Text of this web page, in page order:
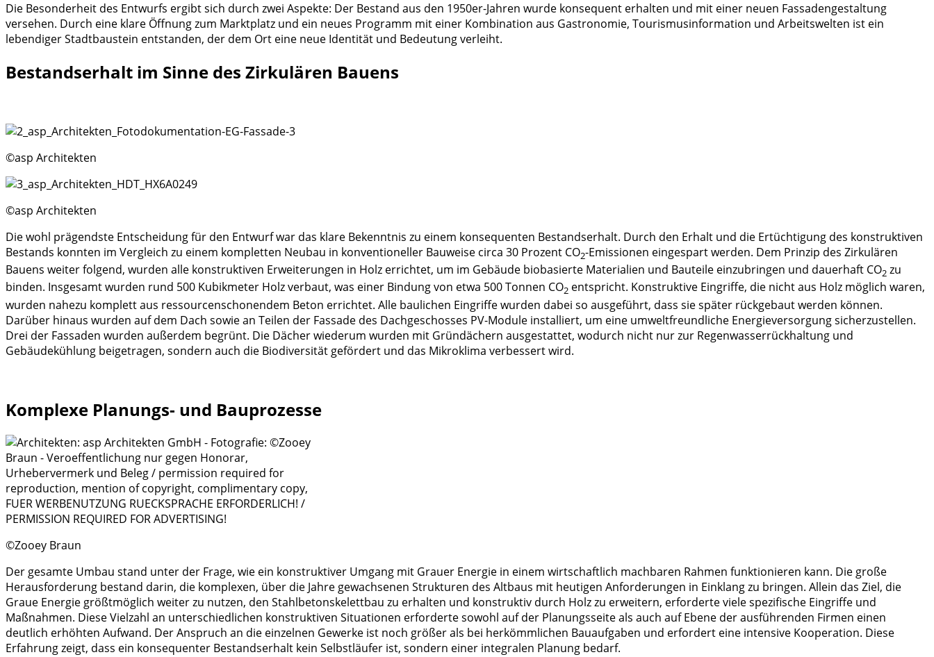
Die Besonderheit des Entwurfs ergibt sich durch zwei Aspekte: Der Bestand aus den 1950er-Jahren wurde konsequent erhalten und mit einer neuen Fassadengestaltung
versehen. Durch eine klare Öffnung zum Marktplatz und ein neues Programm mit einer Kombination aus Gastronomie, Tourismusinformation und Arbeitswelten ist ein
lebendiger Stadtbaustein entstanden, der dem Ort eine neue Identität und Bedeutung verleiht.
Bestandserhalt im Sinne des Zirkulären Bauens
©asp Architekten
©asp Architekten
Die wohl prägendste Entscheidung für den Entwurf war das klare Bekenntnis zu einem konsequenten Bestandserhalt. Durch den Erhalt und die Ertüchtigung des konstruktiven
Bestands konnten im Vergleich zu einem kompletten Neubau in konventioneller Bauweise circa 30 Prozent CO2-Emissionen eingespart werden. Dem Prinzip des Zirkulären
Bauens weiter folgend, wurden alle konstruktiven Erweiterungen in Holz errichtet, um im Gebäude biobasierte Materialien und Bauteile einzubringen und dauerhaft CO2 zu
binden. Insgesamt wurden rund 500 Kubikmeter Holz verbaut, was einer Bindung von etwa 500 Tonnen CO2 entspricht. Konstruktive Eingriffe, die nicht aus Holz möglich waren,
wurden nahezu komplett aus ressourcenschonendem Beton errichtet. Alle baulichen Eingriffe wurden dabei so ausgeführt, dass sie später rückgebaut werden können.
Darüber hinaus wurden auf dem Dach sowie an Teilen der Fassade des Dachgeschosses PV-Module installiert, um eine umweltfreundliche Energieversorgung sicherzustellen.
Drei der Fassaden wurden außerdem begrünt. Die Dächer wiederum wurden mit Gründächern ausgestattet, wodurch nicht nur zur Regenwasserrückhaltung und
Gebäudekühlung beigetragen, sondern auch die Biodiversität gefördert und das Mikroklima verbessert wird.
Komplexe Planungs- und Bauprozesse
©Zooey Braun
Der gesamte Umbau stand unter der Frage, wie ein konstruktiver Umgang mit Grauer Energie in einem wirtschaftlich machbaren Rahmen funktionieren kann. Die große
Herausforderung bestand darin, die komplexen, über die Jahre gewachsenen Strukturen des Altbaus mit heutigen Anforderungen in Einklang zu bringen. Allein das Ziel, die
Graue Energie größtmöglich weiter zu nutzen, den Stahlbetonskelettbau zu erhalten und konstruktiv durch Holz zu erweitern, erforderte viele spezifische Eingriffe und
Maßnahmen. Diese Vielzahl an unterschiedlichen konstruktiven Situationen erforderte sowohl auf der Planungsseite als auch auf Ebene der ausführenden Firmen einen
deutlich erhöhten Aufwand. Der Anspruch an die einzelnen Gewerke ist noch größer als bei herkömmlichen Bauaufgaben und erfordert eine intensive Kooperation. Diese
Erfahrung zeigt, dass ein konsequenter Bestandserhalt kein Selbstläufer ist, sondern einer integralen Planung bedarf.